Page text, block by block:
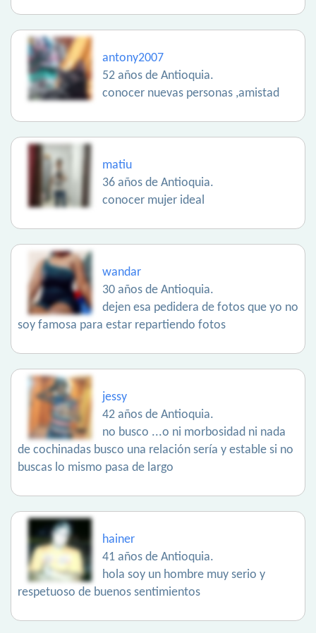
antony2007
52 años de Antioquia.
conocer nuevas personas ,amistad
matiu
36 años de Antioquia.
conocer mujer ideal
wandar
30 años de Antioquia.
dejen esa pedidera de fotos que yo no
soy famosa para estar repartiendo fotos
jessy
42 años de Antioquia.
no busco ...o ni morbosidad ni nada
de cochinadas busco una relación sería y estable si no
buscas lo mismo pasa de largo
hainer
41 años de Antioquia.
hola soy un hombre muy serio y
respetuoso de buenos sentimientos